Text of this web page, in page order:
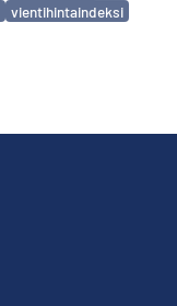
vientihintaindeksi